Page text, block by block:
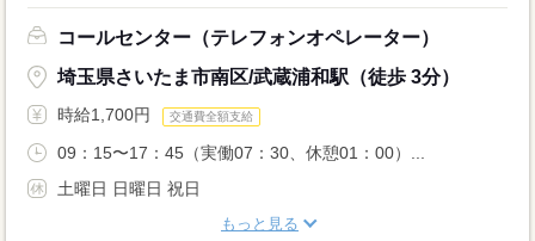
コールセンター（テレフォンオペレーター）
埼玉県さいたま市南区/武蔵浦和駅（徒歩 3分）
時給1,700円 交通費全額支給
09：15〜17：45（実働07：30、休憩01：00）...
土曜日 日曜日 祝日
もっと見る